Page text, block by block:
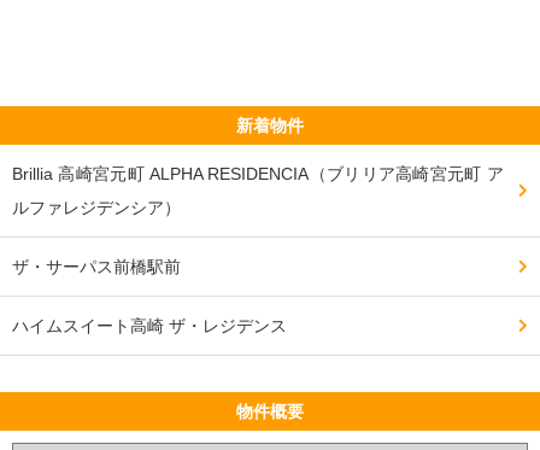
高さがあるので、遠くからでもひと目でわかる。
住民も感じが良いかたが多い。
━━━━━━━━━━━━━━━━━━━
━━━━━━━━━━━━━━━━━━━
一階、二階のテナントが期待はずれだった。
新着物件
Brillia 高崎宮元町 ALPHA RESIDENCIA（ブリリア高崎宮元町 ア
ルファレジデンシア）
ザ・サーパス前橋駅前
ハイムスイート高崎 ザ・レジデンス
物件概要